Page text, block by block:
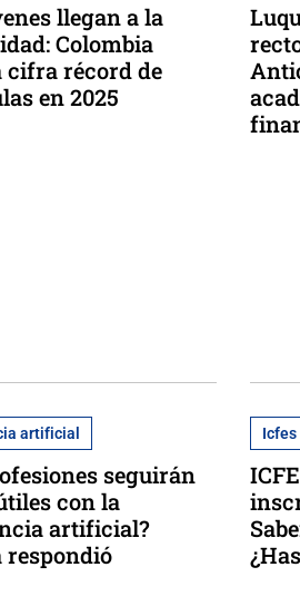
llegan a la
Colombia
cifra récord de
en 2025
artificial
seguirán
con la
artificial?
respondió
Icfes